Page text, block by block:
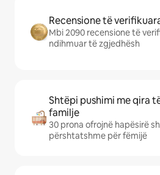
Recensione të
Mbi 2090 recensione të
ndihmuar të zgjedhësh
Shtëpi pushimi me qira
familje
30 prona ofrojnë hapësirë
përshtatshme për fëmijë